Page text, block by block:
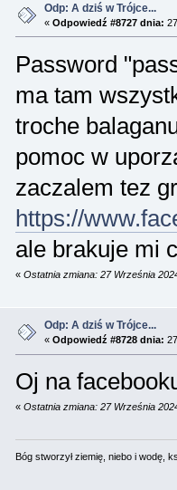
Odp: A dziś w Trójce...
« Odpowiedź #8727 dnia:
Password
ma tam
troche
pomoc w
zaczalem tez
https://
ale brakuje mi
« Ostatnia zmiana: 27 Września
Odp: A dziś w Trójce...
« Odpowiedź #8728 dnia:
Oj na
« Ostatnia zmiana: 27 Września
Bóg stworzył ziemię, niebo i wodę,